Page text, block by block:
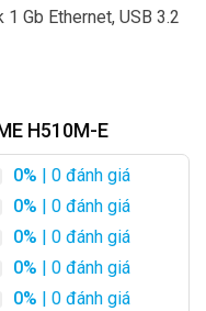
Gb Ethernet, USB 3.2
H510M-E
0% | 0 đánh giá
0% | 0 đánh giá
0% | 0 đánh giá
0% | 0 đánh giá
0% | 0 đánh giá